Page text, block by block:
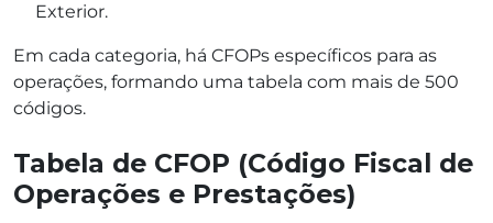
Exterior.
Em cada categoria, há CFOPs específicos para as
operações, formando uma tabela com mais de 500
códigos.
Tabela de CFOP (Código Fiscal de
Operações e Prestações)